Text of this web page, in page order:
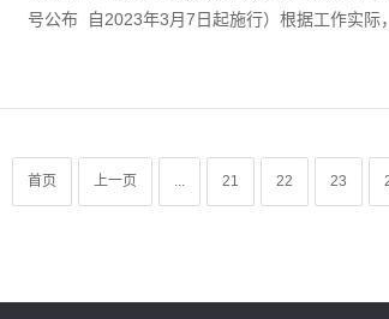
号公布 自2023年3月7日起施行）根据工作实际
首页 上一页 ... 21 22 23